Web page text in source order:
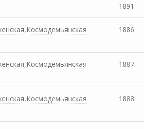
1891
1886
1887
1888